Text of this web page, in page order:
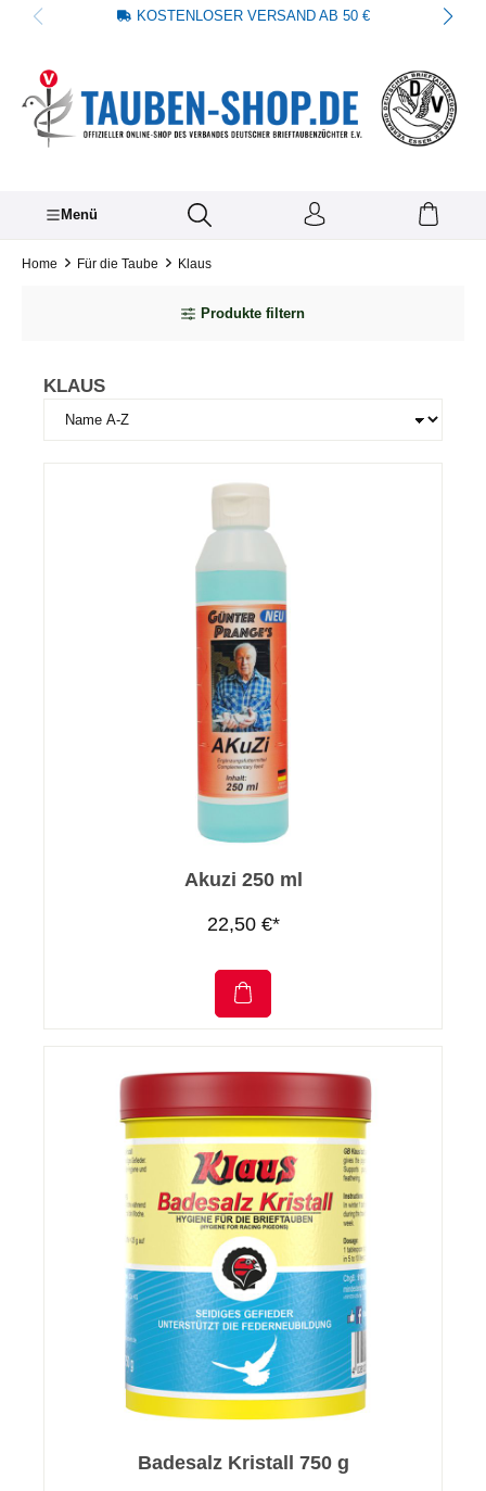
springen KOSTENLOSER VERSAND AB 50 €
Menü
Home Für die Taube Klaus
Produkte filtern
KLAUS
Akuzi 250 ml
22,50 €*
Badesalz Kristall 750 g